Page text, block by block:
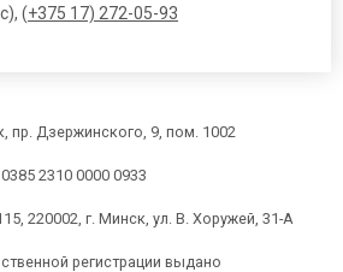
(+375 17) 272-05-93
пр. Дзержинского, 9, пом. 1002
2310 0000 0933
220002, г. Минск, ул. В. Хоружей, 31-А
регистрации выдано